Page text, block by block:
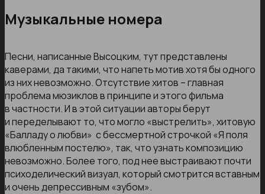
Музыкальные номера
Песни, написанные Высоцким, тут представлены
каверами, да такими, что напеть мотив хотя бы одного
из них невозможно. Отсутствие хитов – главная
проблема мюзиклов в принципе и этого фильма
в частности. И в этой ситуации авторы берут
и переделывают то, что могло «выстрелить», хитовую
«Балладу о любви» с бессмертной строчкой «Я поля
влюбленным постелю», так, что узнать композицию
невозможно. Более того, под нее выстраивают почти
психоделический визуал, который смотрится вставным
и очень депрессивным «зубом».